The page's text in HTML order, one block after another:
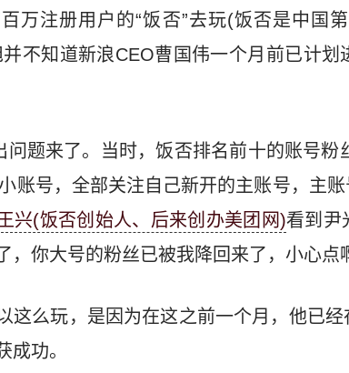
万注册用户的“饭否”去玩(饭否是中国
不知道新浪CEO曹国伟一个月前已计
问题来了。当时，饭否排名前十的账号
账号，全部关注自己新开的主账号，主
兴(饭否创始人、后来创办美团网)看到尹
，你大号的粉丝已被我降回来了，小心点
这么玩，是因为在这之前一个月，他已
成功。